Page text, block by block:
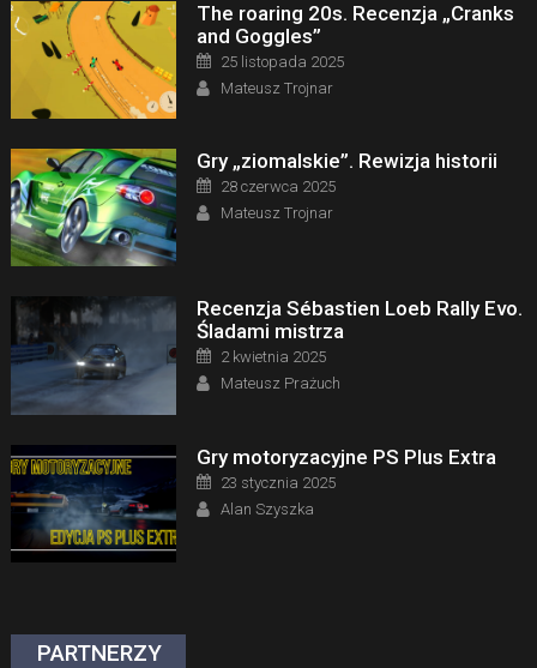
The roaring 20s. Recenzja „Cranks
and Goggles”
Posted on
25 listopada 2025
Author
Mateusz Trojnar
Gry „ziomalskie”. Rewizja historii
Posted on
28 czerwca 2025
Author
Mateusz Trojnar
Recenzja Sébastien Loeb Rally Evo.
Śladami mistrza
Posted on
2 kwietnia 2025
Author
Mateusz Prażuch
Gry motoryzacyjne PS Plus Extra
Posted on
23 stycznia 2025
Author
Alan Szyszka
PARTNERZY